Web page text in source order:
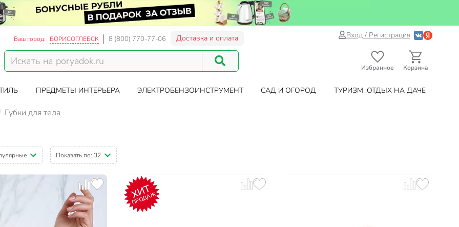
Ваш город: БОРИСОГЛЕБСК 8 (800) 770-77-06 Доставка и оплата Вход / Регистрация
Избранное Корзина
ПРЕДМЕТЫ ИНТЕРЬЕРА ЭЛЕКТРОБЕНЗОИНСТРУМЕНТ САД И ОГОРОД ТУРИЗМ. ОТДЫХ НА ДАЧЕ
Губки для тела
Показать по: 32
ХИТ
ПРОДАЖ